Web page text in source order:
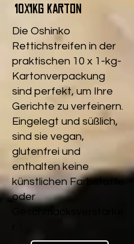
10x1kg Karton
Die Oshinko
Rettichstreifen in der
praktischen 10 x 1-kg-
Kartonverpackung
sind perfekt, um Ihre
Gerichte zu verfeinern.
Eingelegt und süßlich,
sind sie vegan,
glutenfrei und
enthalten keine
künstlichen Farbstoffe
oder